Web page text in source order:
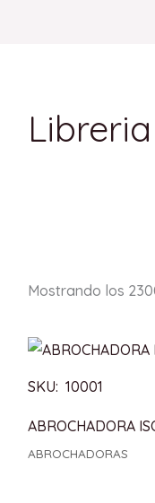
Libreria
Mostrando los
SKU: 10001
ABROCHADORA
ABROCHADORAS